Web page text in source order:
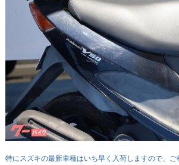
特にスズキの最新車種はいち早く入荷しますので、ご